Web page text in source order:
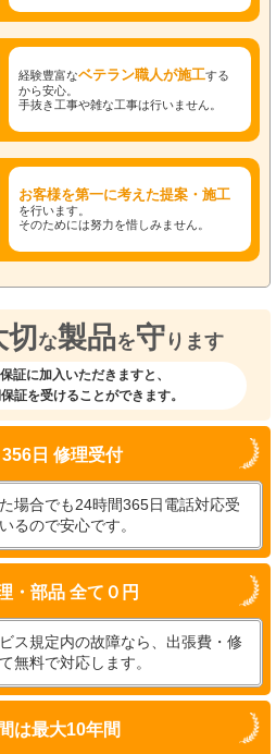
経験豊富なベテラン職人が施工する
から安心。
手抜き工事や雑な工事は行いません。
お客様を第一に考えた提案・施工
を行います。
そのためには努力を惜しみません。
な製品を守 ります
証に加入いただきますと、
証を受けることができます。
日 修理受付
場合でも24時間365日電話対応受
るので安心です。
・部品 全て０円
ス規定内の故障なら、出張費・修
無料で対応します。
は最大10年間